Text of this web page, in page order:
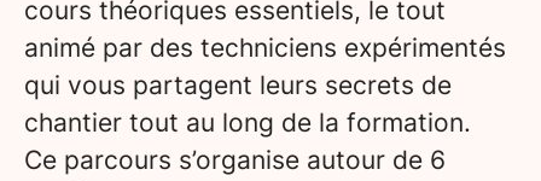
cours théoriques essentiels, le tout
animé par des techniciens expérimentés
qui vous partagent leurs secrets de
chantier tout au long de la formation.
Ce parcours s’organise autour de 6